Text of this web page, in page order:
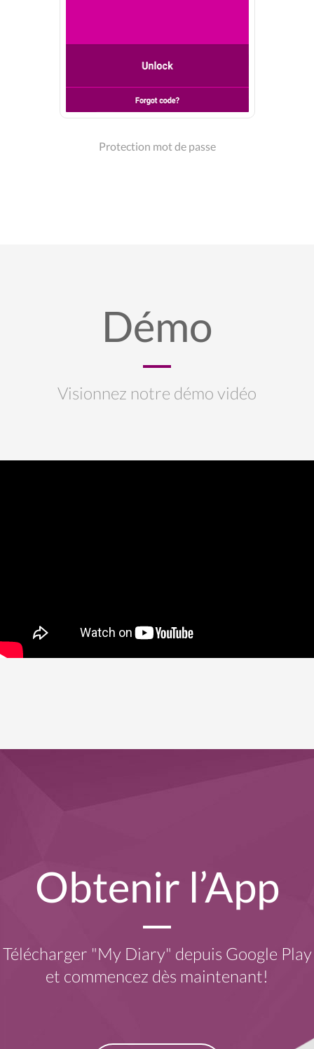
Protection mot de passe
Démo
Visionnez notre démo vidéo
Obtenir l’App
Télécharger "My Diary" depuis Google Play
et commencez dès maintenant!